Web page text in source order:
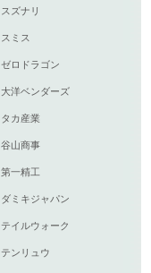
スズナリ
スミス
ゼロドラゴン
大洋ベンダーズ
タカ産業
谷山商事
第一精工
ダミキジャパン
テイルウォーク
テンリュウ